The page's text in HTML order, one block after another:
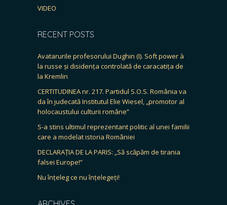
VIDEO
RECENT POSTS
Avatarurile profesorului Dughin (I). Soft power à
la russe și disidența controlată de caracatița de
la Kremlin
CERTITUDINEA nr. 217. Partidul S.O.S. România va
da în judecată Institutul Elie Wiesel, „promotor al
holocaustului culturii române”
S-a stins ultimul reprezentant politic al unei familii
care a modelat istoria României
DECLARAȚIA DE LA PARIS: „Să scăpăm de tirania
falsei Europe!”
Nu înțeleg ce nu înțelegeți!